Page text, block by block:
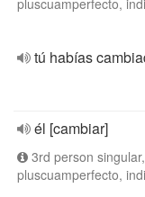
pluscuamperfecto,
tú habías
él [cambiar]
3rd person
pluscuamperfecto,